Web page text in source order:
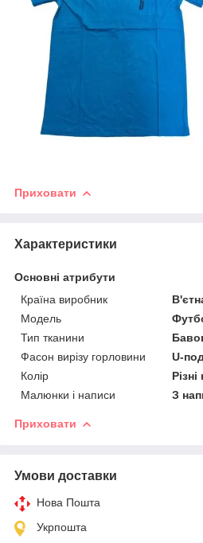
Приховати
Характеристики
Основні атрибути
Країна виробник
Модель
Тип тканини
Фасон вирізу горловини
U-
Колір
Малюнки і написи
З
Приховати
Умови доставки
Нова Пошта
Укрпошта